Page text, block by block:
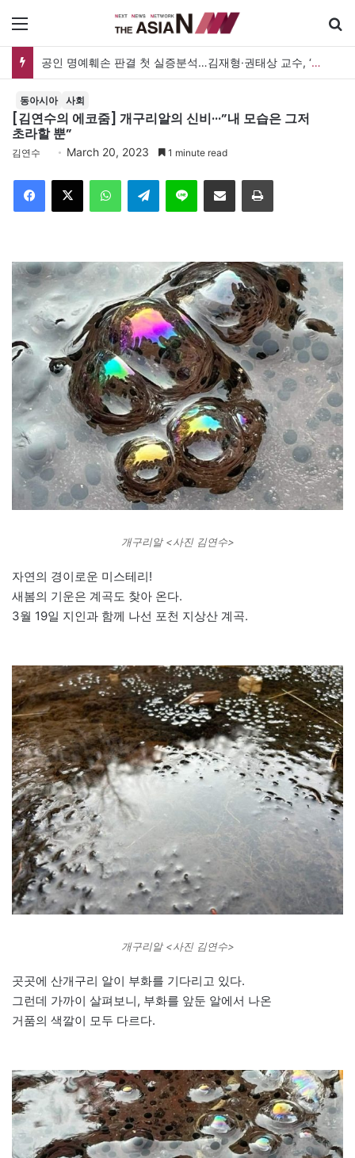
공인 명예훼손 판결 첫 실증분석…김재형·권태상 교수, ‘공인 보도준칙’ 제안도
동아시아 사회
[김연수의 에코줌] 개구리알의 신비···”내 모습은 그저
초라할 뿐”
김연수 March 20, 2023 1 minute read
Telegram 이메일
개구리알 <사진 김연수>
자연의 경이로운 미스테리!
새봄의 기운은 계곡도 찾아 온다.
3월 19일 지인과 함께 나선 포천 지상산 계곡.
개구리알 <사진 김연수>
곳곳에 산개구리 알이 부화를 기다리고 있다.
그런데 가까이 살펴보니, 부화를 앞둔 알에서 나온
거품의 색깔이 모두 다르다.